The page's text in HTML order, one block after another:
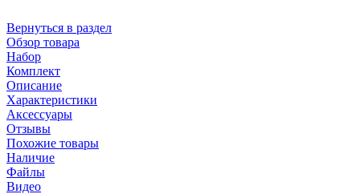
Вернуться в раздел
Обзор товара
Набор
Комплект
Описание
Характеристики
Аксессуары
Отзывы
Похожие товары
Наличие
Файлы
Видео